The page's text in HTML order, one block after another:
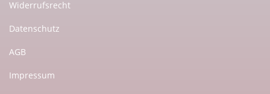
Widerrufsrecht
Datenschutz
AGB
Impressum